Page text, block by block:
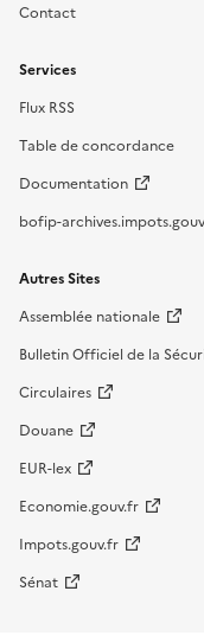
Contact
Services
Flux RSS
Table de concordance
Documentation
bofip-
Autres Sites
Assemblée nationale
Bulletin Officiel de la
Circulaires
Douane
EUR-lex
Economie.gouv.fr
Impots.gouv.fr
Sénat